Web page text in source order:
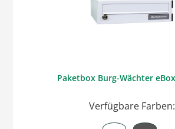
Paketbox Burg-Wächter
Verfügbare Farben: